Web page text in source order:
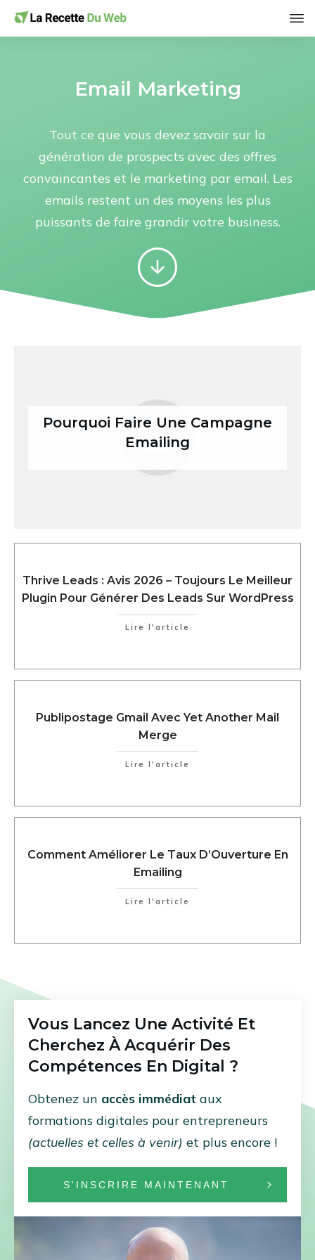
Email Marketing
Tout ce que vous devez savoir sur la
génération de prospects avec des offres
convaincantes et le marketing par email. Les
emails restent un des moyens les plus
puissants de faire grandir votre business.
Pourquoi Faire Une Campagne
Emailing
Thrive Leads : Avis 2026 – Toujours Le Meilleur
Plugin Pour Générer Des Leads Sur WordPress
Lire l'article
Publipostage Gmail Avec Yet Another Mail
Merge
Lire l'article
Comment Améliorer Le Taux D’Ouverture En
Emailing
Lire l'article
Vous Lancez Une Activité Et
Cherchez À Acquérir Des
Compétences En Digital ?
Obtenez un accès immédiat aux
formations digitales pour entrepreneurs
(actuelles et celles à venir) et plus encore !
S'INSCRIRE MAINTENANT